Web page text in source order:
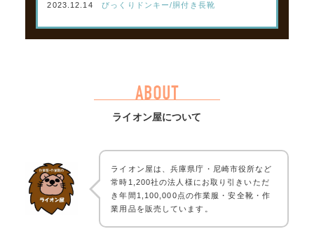
2023.12.14 びっくりドンキー/胴付き長靴
ABOUT
ライオン屋について
ライオン屋は、兵庫県庁・尼崎市役所など
常時1,200社の法人様にお取り引きいただ
き年間1,100,000点の作業服・安全靴・作
業用品を販売しています。